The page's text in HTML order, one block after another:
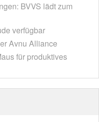
BVVS lädt zum
verfügbar
Avnu Alliance
für produktives